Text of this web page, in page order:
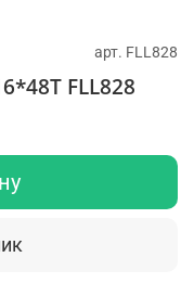
арт. FLL828
FLL828